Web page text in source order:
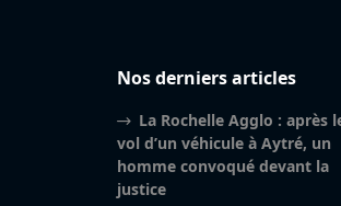
Nos derniers articles
La Rochelle Agglo : après
vol d’un véhicule à Aytré, un
homme convoqué devant la
justice